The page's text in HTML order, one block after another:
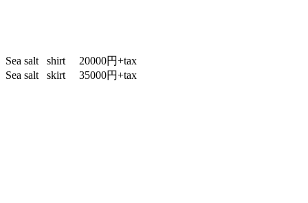
Sea salt shirt 20000円+tax
Sea salt skirt 35000円+tax